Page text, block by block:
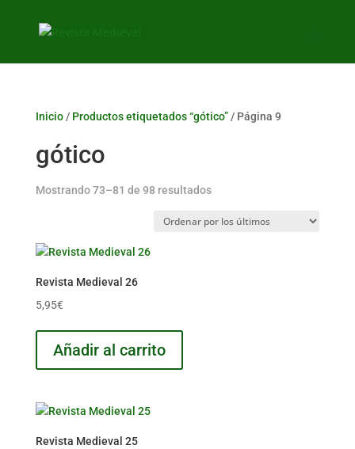
Inicio/ Productos etiquetados “gótico”/ Página 9
gótico
Mostrando 73–81 de 98 resultadosOrdenado
los
Revista Medieval 26
5,95€
Añadir al carrito
Revista Medieval 25